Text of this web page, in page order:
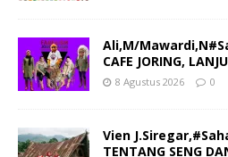
Ali,M/
CAFE JORING,
8 Agustus 2026 0
Vien
TENTANG SENG